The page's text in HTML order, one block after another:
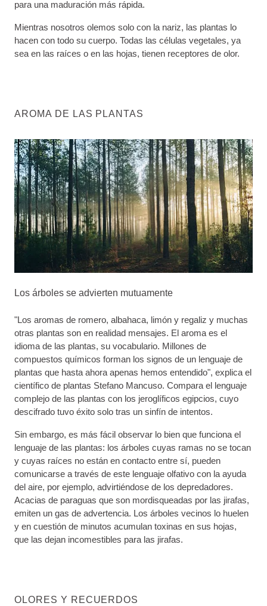
para una maduración más rápida.
Mientras nosotros olemos solo con la nariz, las plantas lo
hacen con todo su cuerpo. Todas las células vegetales, ya
sea en las raíces o en las hojas, tienen receptores de olor.
AROMA DE LAS PLANTAS
Los árboles se advierten mutuamente
"Los aromas de romero, albahaca, limón y regaliz y muchas
otras plantas son en realidad mensajes. El aroma es el
idioma de las plantas, su vocabulario. Millones de
compuestos químicos forman los signos de un lenguaje de
plantas que hasta ahora apenas hemos entendido", explica el
científico de plantas Stefano Mancuso. Compara el lenguaje
complejo de las plantas con los jeroglíficos egipcios, cuyo
descifrado tuvo éxito solo tras un sinfín de intentos.
Sin embargo, es más fácil observar lo bien que funciona el
lenguaje de las plantas: los árboles cuyas ramas no se tocan
y cuyas raíces no están en contacto entre sí, pueden
comunicarse a través de este lenguaje olfativo con la ayuda
del aire, por ejemplo, advirtiéndose de los depredadores.
Acacias de paraguas que son mordisqueadas por las jirafas,
emiten un gas de advertencia. Los árboles vecinos lo huelen
y en cuestión de minutos acumulan toxinas en sus hojas,
que las dejan incomestibles para las jirafas.
OLORES Y RECUERDOS